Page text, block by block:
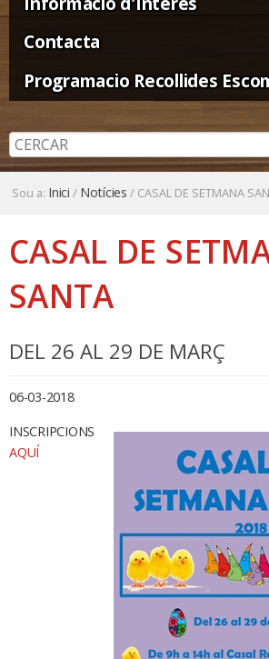
Contacta
Programacio Recollides
Sou a: Inici / Notícies / CASAL DE SETMANA
CASAL DE
SANTA
DEL 26 AL 29 DE MARÇ
06-03-2018
INSCRIPCIONS
AQUÍ